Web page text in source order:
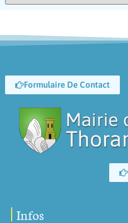
Formulaire De Contact
Infos